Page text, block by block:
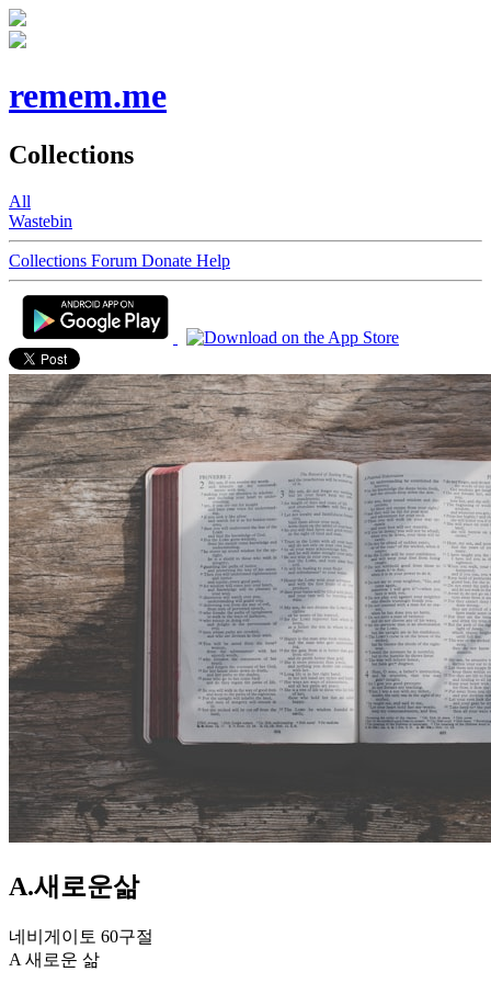
remem.me
Collections
All
Wastebin
Collections Forum Donate Help
A.새로운삶
네비게이토 60구절
A 새로운 삶